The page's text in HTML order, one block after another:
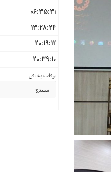
06:35:31
13:28:24
20:19:12
20:39:10
اوقات به افق :